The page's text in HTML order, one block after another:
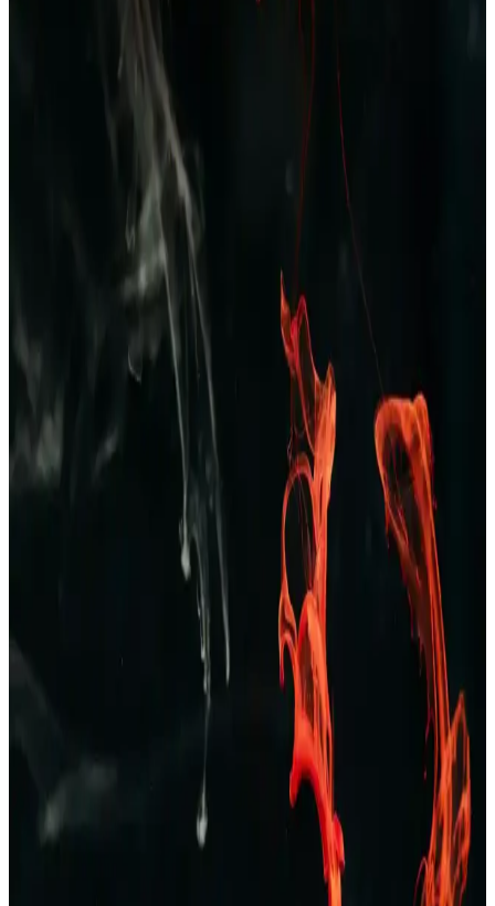
Kış ayları için tasarlanan polar erkek pijama takımı, yumuşak
dokusu ve şık ekose desenleriyle rahatlık ve stil sunar, uzun ömürlü
ve kolay bakım avantajıyla evde konfor sağlar.
Erkek Yazlık Pijama Altları: Rahat ve Şık
Seçenekler ile Yaz Aylarında Konfor
Yazlık erkek pijama altları hafif, nefes alabilir kumaşlardan üretilir,
çeşitli modeller ve desenlerde bulunur, uygun fiyat ve kalite dengesi
önemlidir, yaz aylarında rahatlık sağlar.
Dockers 226324 Kahverengi Erkek Terlik: Şıklık ve
Konforu Bir Arada Sunan Modern Tasarım
Dockers 226324 kahverengi erkek terlik, şık tasarımı ve ortopedik
desteğiyle rahatlık ve dayanıklılık sunar, nefes alabilir yapısıyla gün
boyu konfor sağlar.
Erkekler İçin Kareli Pijama Seçenekleri: Rahat ve
Şık Ev Giyim Tarzları
Kareli pijamalar, erkekler arasında popüler olup, rahatlık ve şıklığı
bir arada sunar. Farklı modeller ve kumaş seçenekleriyle ev
giyiminde ideal tercihlerin başında gelir.
Erkekler İçin Zara Pantolon ve Kot Seçenekleri:
Tarzınızı Yansıtan Şık ve Konforlu Koleksiyonlar
Zara’nın geniş erkek pantolon ve kot koleksiyonlarıyla şıklık ve
konforu bir arada yakalayın. Günlük ve resmi tarzlara uygun
modellerle kendinizi ifade edin.
TAMPAP Erkek Baskılı Kısa Kollu Pijama Takımı
TAMPAP erkek baskılı kısa kollu pijama takımı, hafif, nefes alabilir
pamuklu kumaşı ve şık tasarımıyla yaz aylarına uygun konfor sağlar.
Erkek Bej Rengi Ceketler: Çok Yönlü ve Şık Giyim
Seçenekleri Rehberi
Bej rengi erkek ceketler, çok yönlülüğü ve şıklığıyla her sezon ve